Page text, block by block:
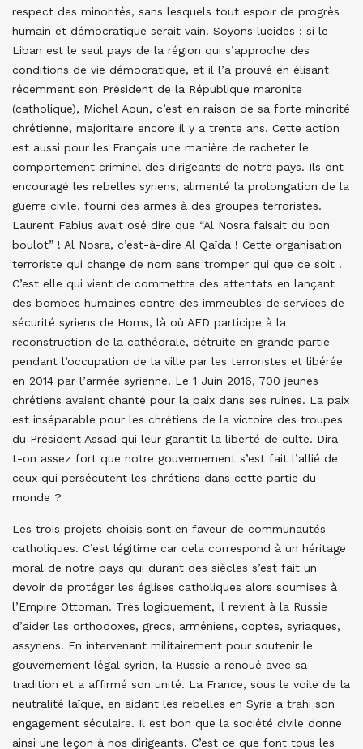
respect des minorités, sans lesquels tout espoir de progrès
humain et démocratique serait vain. Soyons lucides : si le
Liban est le seul pays de la région qui s’approche des
conditions de vie démocratique, et il l’a prouvé en élisant
récemment son Président de la République maronite
(catholique), Michel Aoun, c’est en raison de sa forte minorité
chrétienne, majoritaire encore il y a trente ans. Cette action
est aussi pour les Français une manière de racheter le
comportement criminel des dirigeants de notre pays. Ils ont
encouragé les rebelles syriens, alimenté la prolongation de la
guerre civile, fourni des armes à des groupes terroristes.
Laurent Fabius avait osé dire que “Al Nosra faisait du bon
boulot” ! Al Nosra, c’est-à-dire Al Qaïda ! Cette organisation
terroriste qui change de nom sans tromper qui que ce soit !
C’est elle qui vient de commettre des attentats en lançant
des bombes humaines contre des immeubles de services de
sécurité syriens de Homs, là où AED participe à la
reconstruction de la cathédrale, détruite en grande partie
pendant l’occupation de la ville par les terroristes et libérée
en 2014 par l’armée syrienne. Le 1 Juin 2016, 700 jeunes
chrétiens avaient chanté pour la paix dans ses ruines. La paix
est inséparable pour les chrétiens de la victoire des troupes
du Président Assad qui leur garantit la liberté de culte. Dira-
t-on assez fort que notre gouvernement s’est fait l’allié de
ceux qui persécutent les chrétiens dans cette partie du
monde ?
Les trois projets choisis sont en faveur de communautés
catholiques. C’est légitime car cela correspond à un héritage
moral de notre pays qui durant des siècles s’est fait un
devoir de protéger les églises catholiques alors soumises à
l’Empire Ottoman. Très logiquement, il revient à la Russie
d’aider les orthodoxes, grecs, arméniens, coptes, syriaques,
assyriens. En intervenant militairement pour soutenir le
gouvernement légal syrien, la Russie a renoué avec sa
tradition et a affirmé son unité. La France, sous le voile de la
neutralité laïque, en aidant les rebelles en Syrie a trahi son
engagement séculaire. Il est bon que la société civile donne
ainsi une leçon à nos dirigeants. C’est ce que font tous les